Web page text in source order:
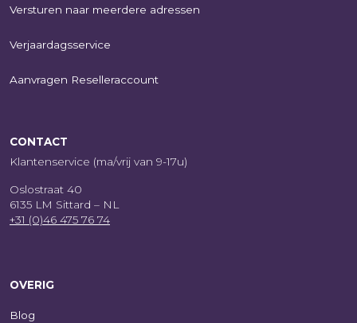
Versturen naar meerdere adressen
Verjaardagsservice
Aanvragen Reselleraccount
CONTACT
Klantenservice (ma/vrij van 9-17u)
Oslostraat 40
6135 LM Sittard – NL
+31 (0)46 475 76 74
OVERIG
Blog